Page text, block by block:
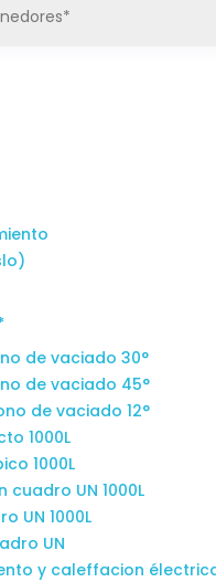
de vaciado 30°
de vaciado 45°
de vaciado 12°
1000L
1000L
cuadro UN 1000L
UN 1000L
UN
y caleffacion